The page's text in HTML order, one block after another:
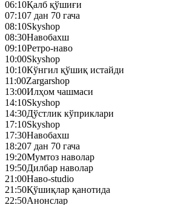
06:10Қалб қўшиғи
07:107 дан 70 гача
08:10Skyshop
08:30Навобахш
09:10Ретро-наво
10:00Skyshop
10:10Кўнгил қўшиқ истайди
11:00Zargarshop
13:00Илҳом чашмаси
14:10Skyshop
14:30Дўстлик кўприклари
17:10Skyshop
17:30Навобахш
18:207 дан 70 гача
19:20Мумтоз наволар
19:50Дилбар наволар
21:00Наво-studio
21:50Қўшиқлар қанотида
22:50Анонслар